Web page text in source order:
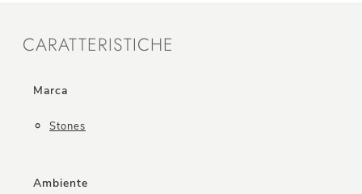
CARATTERISTICHE
Marca
Stones
Ambiente